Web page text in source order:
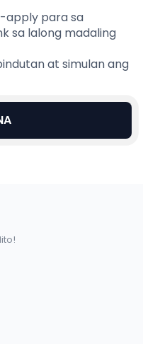
apply para sa
sa lalong madaling
at simulan ang